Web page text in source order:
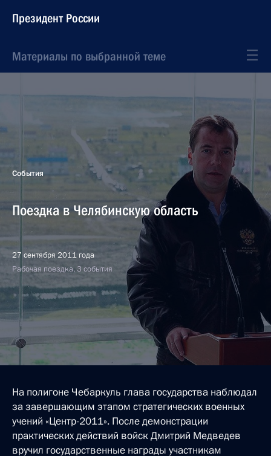
Президент России
Материалы по выбранной теме
События
Поездка в Челябинскую область
27 сентября 2011 года
Рабочая поездка, 3 события
На полигоне Чебаркуль глава государства наблюдал
за завершающим этапом стратегических военных
учений «Центр-2011». После демонстрации
практических действий войск Дмитрий Медведев
вручил государственные награды участникам